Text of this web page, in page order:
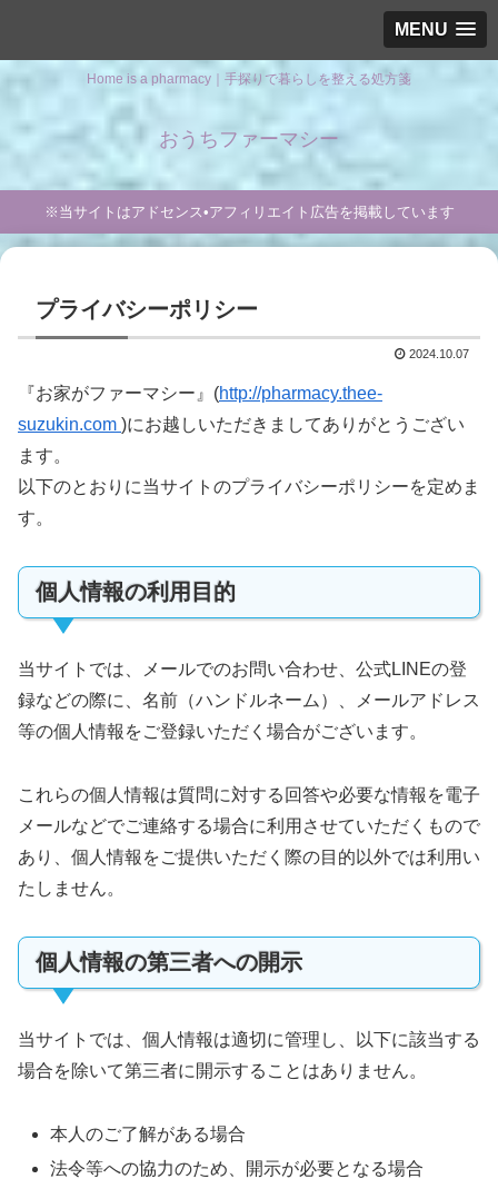
MENU
Home is a pharmacy｜手探りで暮らしを整える処方箋
おうちファーマシー
※当サイトはアドセンス•アフィリエイト広告を掲載しています
プライバシーポリシー
2024.10.07
『お家がファーマシー』(http://pharmacy.thee-
suzukin.com )にお越しいただきましてありがとうござい
ます。
以下のとおりに当サイトのプライバシーポリシーを定めま
す。
個人情報の利用目的
当サイトでは、メールでのお問い合わせ、公式LINEの登
録などの際に、名前（ハンドルネーム）、メールアドレス
等の個人情報をご登録いただく場合がございます。
これらの個人情報は質問に対する回答や必要な情報を電子
メールなどでご連絡する場合に利用させていただくもので
あり、個人情報をご提供いただく際の目的以外では利用い
たしません。
個人情報の第三者への開示
当サイトでは、個人情報は適切に管理し、以下に該当する
場合を除いて第三者に開示することはありません。
本人のご了解がある場合
法令等への協力のため、開示が必要となる場合